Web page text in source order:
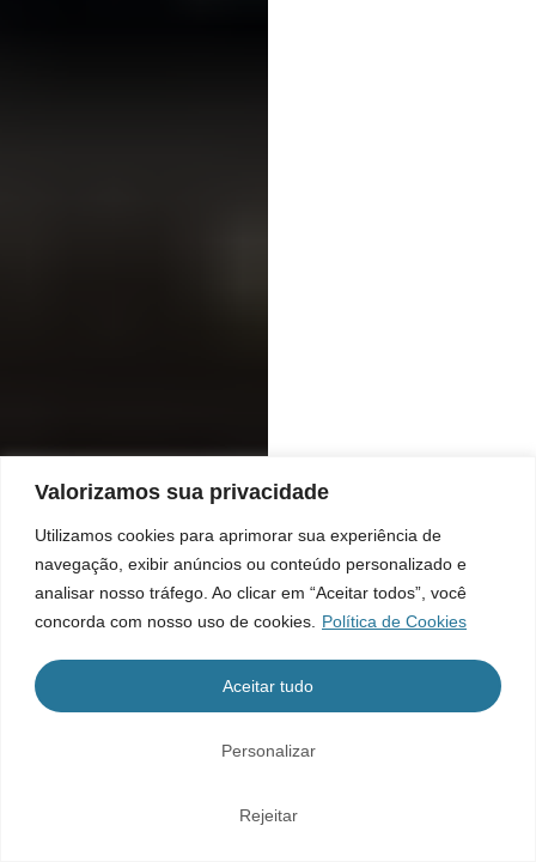
Valorizamos sua privacidade
Utilizamos cookies para aprimorar sua experiência de
navegação, exibir anúncios ou conteúdo personalizado e
analisar nosso tráfego. Ao clicar em “Aceitar todos”, você
concorda com nosso uso de cookies.
Política de Cookies
Personalizar
Rejeitar
Aceitar tudo